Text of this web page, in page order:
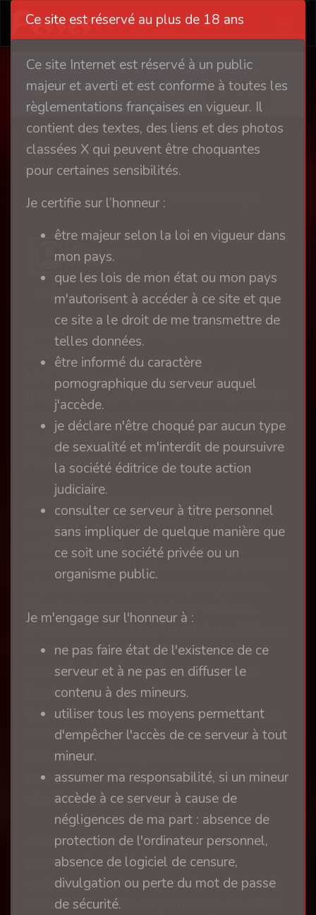
Ce site nécessite l'autorisation de cookies
pour fonctionner correctement
Accepter
Ma première fellation
Remonter à Atelier d'écriture érotique
Isa-Belle
[url=http&#58;//zupimages&#46;net/viewer
&#46;php?
id=17/45/hjeq&#46;jpeg:1j624zev]
[img:1j624zev]http&#58;//zupimages&#46;
net/up/17/45/hjeq&#46;jpeg[/img:1j624zev]
[/url:1j624zev]
Ma première fellation
Je venais d'avoir dix huit ans, je me
promenais sur un sentier qui longeait un
petit cours d'eau.
Je connaissais bien cet endroit car j'y passais
régulièrement à cheval. Un peu plus loin,
l'étroit ruisseau venait irriguer un étang.
Il y avait quelques fois un ou deux pêcheurs,
assis au bord de l'eau, surveillant leurs
cannes à pêche, perchées au-dessus de
l'onde.
Cet après-midi du début du mois d'octobre
2008, il faisait particulièrement beau. Je
n'avais pas cours et je décidais de venir me
promener en ce lieu très plaisant, silencieux
et calme.
J'arrivais au bord de l'étang. Il n'y avait
personne. Je marchais lentement,
contournant les bosquets qui occultaient la
vue sur l'ensemble du plan d'eau. Là, à une
Ce site est réservé au plus de 18 ans
Ce site Internet est réservé à un public
majeur et averti et est conforme à toutes les
règlementations françaises en vigueur. Il
contient des textes, des liens et des photos
classées X qui peuvent être choquantes
pour certaines sensibilités.
Je certifie sur l’honneur :
être majeur selon la loi en vigueur dans
mon pays.
que les lois de mon état ou mon pays
m'autorisent à accéder à ce site et que
ce site a le droit de me transmettre de
telles données.
être informé du caractère
pornographique du serveur auquel
j'accède.
je déclare n'être choqué par aucun type
de sexualité et m'interdit de poursuivre
la société éditrice de toute action
judiciaire.
consulter ce serveur à titre personnel
sans impliquer de quelque manière que
ce soit une société privée ou un
organisme public.
Je m'engage sur l'honneur à :
ne pas faire état de l'existence de ce
serveur et à ne pas en diffuser le
contenu à des mineurs.
utiliser tous les moyens permettant
d'empêcher l'accès de ce serveur à tout
mineur.
assumer ma responsabilité, si un mineur
accède à ce serveur à cause de
négligences de ma part : absence de
protection de l'ordinateur personnel,
absence de logiciel de censure,
divulgation ou perte du mot de passe
de sécurité.